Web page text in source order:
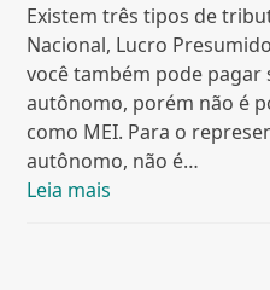
Existem três tipos de
Nacional, Lucro
você também pode pagar
autônomo, porém não é
como MEI. Para o
autônomo, não é…
Leia mais